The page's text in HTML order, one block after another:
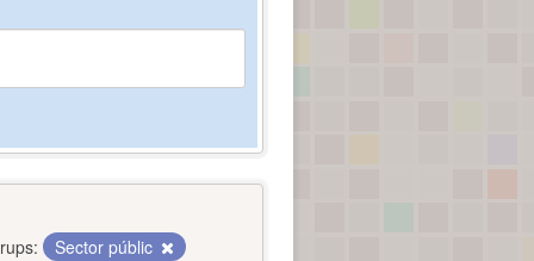
Sector públic